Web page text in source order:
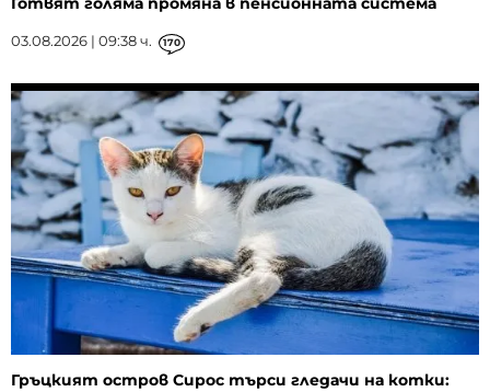
03.08.2026 | 09:38 ч. 170
Гръцкият остров Сирос търси гледачи на котки: